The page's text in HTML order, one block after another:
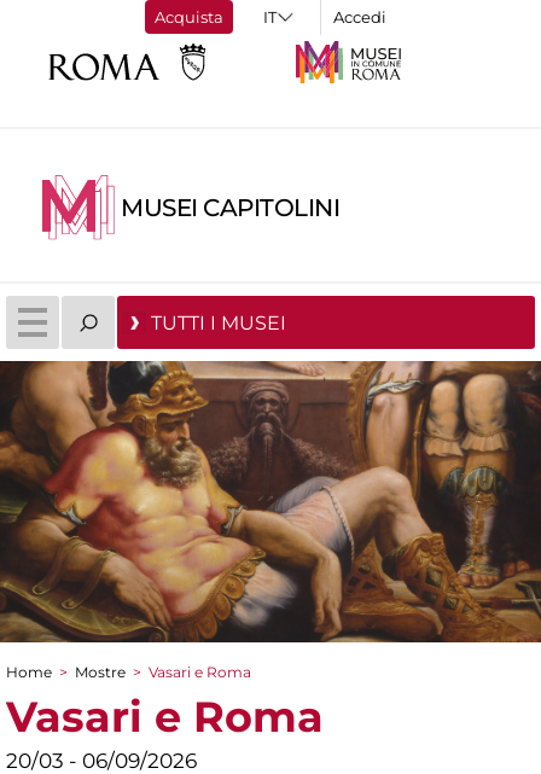
Acquista Accedi
MUSEI CAPITOLINI
TUTTI I MUSEI
Tu sei qui
Home > Mostre > Vasari e Roma
Vasari e Roma
20/03 - 06/09/2026